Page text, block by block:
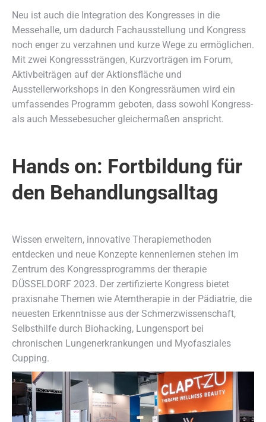
Neu ist auch die Integration des Kongresses in die
Messehalle, um dadurch Fachausstellung und Kongress
noch enger zu verzahnen und kurze Wege zu ermöglichen.
Mit zwei Kongresssträngen, Kurzvorträgen im Forum,
Aktivbeiträgen auf der Aktionsfläche und
Ausstellerworkshops in den Kongressräumen wird ein
umfassendes Programm geboten, dass sowohl Kongress-
als auch Messebesucher gleichermaßen anspricht.
Hands on: Fortbildung für
den Behandlungsalltag
Wissen erweitern, innovative Therapiemethoden
entdecken und neue Konzepte kennenlernen stehen im
Zentrum des Kongressprogramms der therapie
DÜSSELDORF 2023. Der zertifizierte Kongress bietet
praxisnahe Themen wie Atemtherapie in der Pädiatrie, die
neuesten Erkenntnisse aus der Schmerzwissenschaft,
Selbsthilfe durch Biohacking, Lungensport bei
chronischen Lungenerkrankungen und Myofasziales
Cupping.